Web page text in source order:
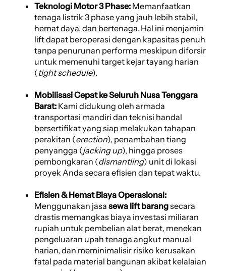
Teknologi Motor 3 Phase: Memanfaatkan
tenaga listrik 3 phase yang jauh lebih stabil,
hemat daya, dan bertenaga. Hal ini menjamin
lift dapat beroperasi dengan kapasitas penuh
tanpa penurunan performa meskipun diforsir
untuk memenuhi target kejar tayang harian
(tight schedule).
Mobilisasi Cepat ke Seluruh Nusa Tenggara
Barat: Kami didukung oleh armada
transportasi mandiri dan teknisi handal
bersertifikat yang siap melakukan tahapan
perakitan (erection), penambahan tiang
penyangga (jacking up), hingga proses
pembongkaran (dismantling) unit di lokasi
proyek Anda secara efisien dan tepat waktu.
Efisien & Hemat Biaya Operasional:
Menggunakan jasa sewa lift barangsecara
drastis memangkas biaya investasi miliaran
rupiah untuk pembelian alat berat, menekan
pengeluaran upah tenaga angkut manual
harian, dan meminimalisir risiko kerusakan
fatal pada material bangunan akibat kelalaian